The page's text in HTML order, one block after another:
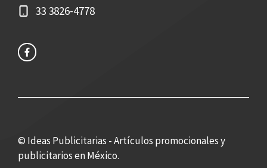
33 3826-4778
© Ideas Publicitarias - Artículos promocionales y
publicitarios en México.